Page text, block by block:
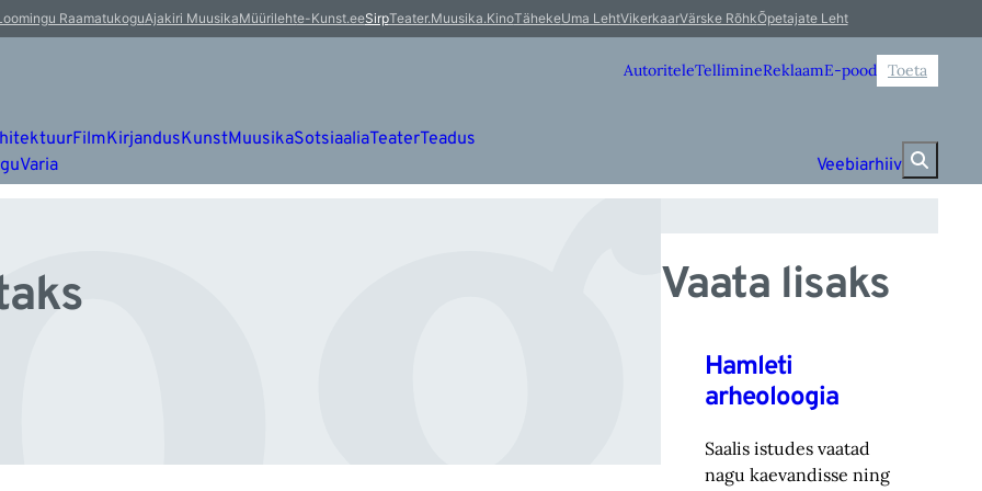
RaamatukoguAjakiri MuusikaMüürilehte-Kunst.eeSirpTeater.Muusika.KinoTähekeUma LehtVikerkaarVärske RõhkÕpetajate Leht
AutoriteleTellimineReklaamE-pood Toeta
FilmKirjandusKunstMuusikaSotsiaaliaTeaterTeadus
Varia Veebiarhiiv
Vaata lisaks
Hamleti
arheoloogia
Saalis istudes vaatad
nagu kaevandisse ning